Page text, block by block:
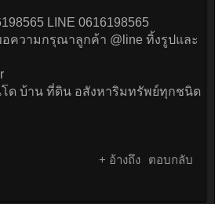
LINE 0616198565
ความกรุณาลูกค้า @line ทิ้งรูปและ
ด บ้าน ที่ดิน อสังหาริมทรัพย์ทุกชนิด
+ อ้างถึง ตอบกลับ